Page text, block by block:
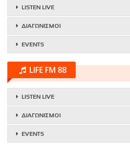
LISTEN LIVE
ΔΙΑΓΩΝΙΣΜΟΙ
EVENTS
LIFE FM 88
LISTEN LIVE
ΔΙΑΓΩΝΙΣΜΟΙ
EVENTS